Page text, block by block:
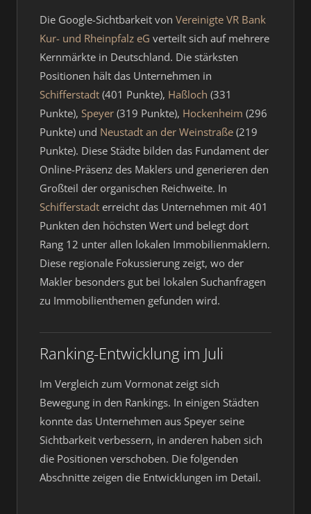
Die Google-Sichtbarkeit von Vereinigte VR Bank
Kur- und Rheinpfalz eG verteilt sich auf mehrere
Kernmärkte in Deutschland. Die stärksten
Positionen hält das Unternehmen in
Schifferstadt (401 Punkte), Haßloch (331
Punkte), Speyer (319 Punkte), Hockenheim (296
Punkte) und Neustadt an der Weinstraße (219
Punkte). Diese Städte bilden das Fundament der
Online-Präsenz des Maklers und generieren den
Großteil der organischen Reichweite. In
Schifferstadt erreicht das Unternehmen mit 401
Punkten den höchsten Wert und belegt dort
Rang 12 unter allen lokalen Immobilienmaklern.
Diese regionale Fokussierung zeigt, wo der
Makler besonders gut bei lokalen Suchanfragen
zu Immobilienthemen gefunden wird.
Ranking-Entwicklung im Juli
Im Vergleich zum Vormonat zeigt sich
Bewegung in den Rankings. In einigen Städten
konnte das Unternehmen aus Speyer seine
Sichtbarkeit verbessern, in anderen haben sich
die Positionen verschoben. Die folgenden
Abschnitte zeigen die Entwicklungen im Detail.